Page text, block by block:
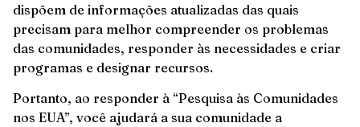
dispõem de informações atualizadas das quais
precisam para melhor compreender os problemas
das comunidades, responder às necessidades e criar
programas e designar recursos.
Portanto, ao responder à “Pesquisa às Comunidades
nos EUA”, você ajudará a sua comunidade a